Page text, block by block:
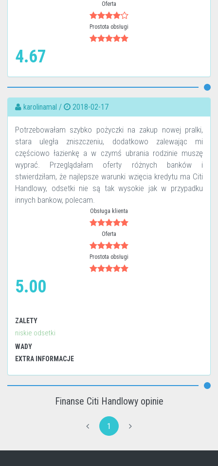
Oferta
Prostota obsługi
4.67
karolinamal / 2018-02-17
Potrzebowałam szybko pożyczki na zakup nowej pralki,
stara uległa zniszczeniu, dodatkowo zalewając mi
częściowo łazienkę a w czymś ubrania rodzinie muszę
wyprać. Przeglądałam oferty różnych banków i
stwierdziłam, że najlepsze warunki wzięcia kredytu ma Citi
Handlowy, odsetki nie są tak wysokie jak w przypadku
innych bankow, polecam.
Obsługa klienta
Oferta
Prostota obsługi
5.00
ZALETY
niskie odsetki
WADY
EXTRA INFORMACJE
Finanse Citi Handlowy opinie
1